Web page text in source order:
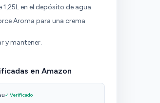
en el depósito de agua.
Aroma para una crema
y mantener.
en Amazon
✓ Verificado